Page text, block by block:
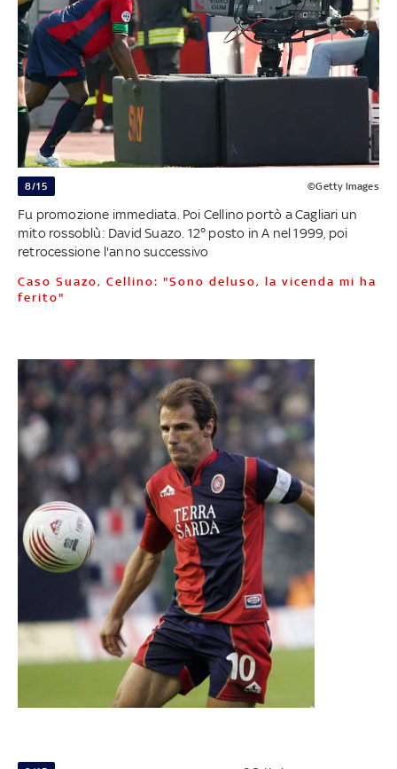
8/15 ©Getty Images
Fu promozione immediata. Poi Cellino portò a Cagliari un
mito rossoblù: David Suazo. 12° posto in A nel 1999, poi
retrocessione l'anno successivo
Caso Suazo, Cellino: "Sono deluso, la vicenda mi ha
ferito"